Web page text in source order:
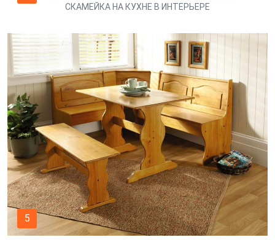
СКАМЕЙКА НА КУХНЕ В ИНТЕРЬЕРЕ
5